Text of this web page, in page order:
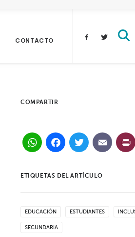
CONTACTO
COMPARTIR
WhatsApp
Facebook
Twitter
ETIQUETAS DEL ARTÍCULO
EDUCACIÓN ESTUDIANTES
SECUNDARIA